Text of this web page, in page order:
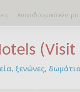
Χιονοδρομικό
(Visit
ξενώνες,